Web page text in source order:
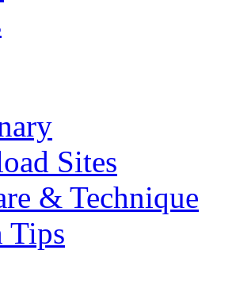
Sites
& Technique
Tips